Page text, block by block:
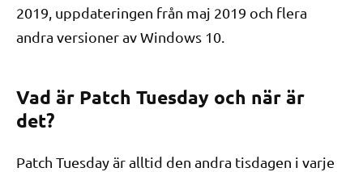
2019, uppdateringen från maj 2019 och flera
andra versioner av Windows 10.
Vad är Patch Tuesday och när är
det?
Patch Tuesday är alltid den andra tisdagen i varje